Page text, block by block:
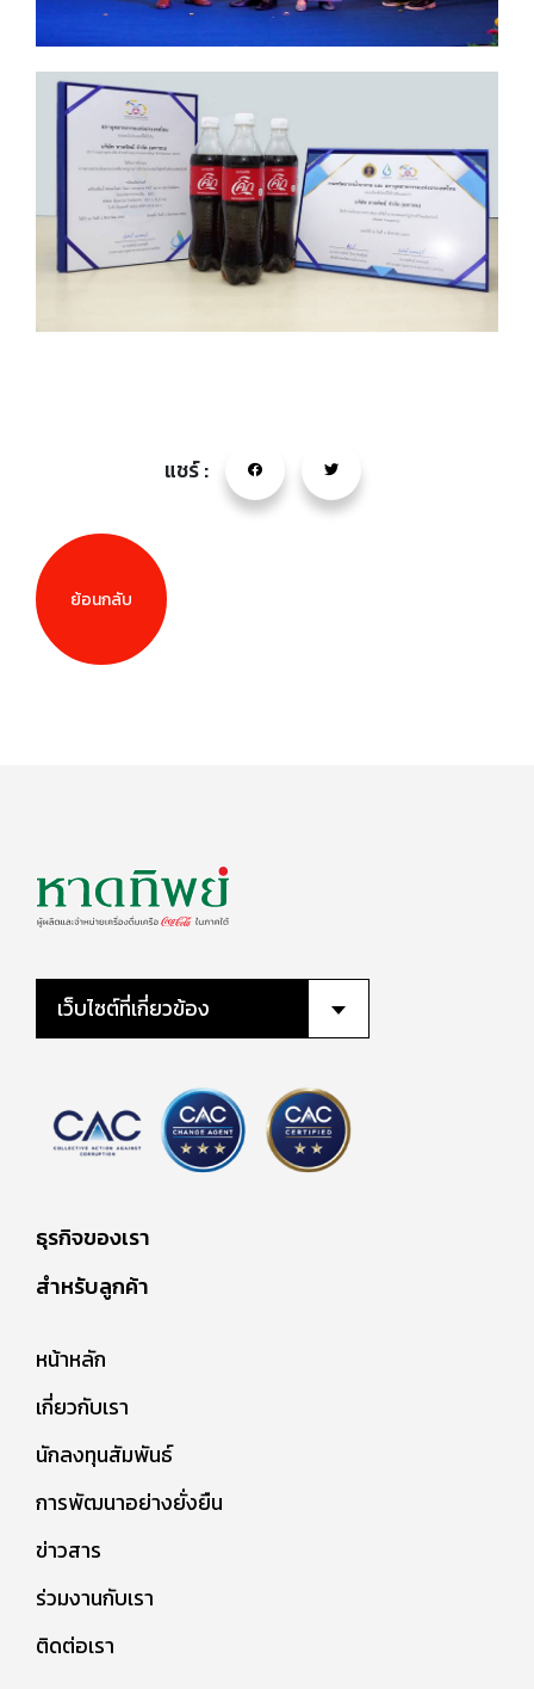
แชร์ :
ย้อนกลับ
เว็บไซต์ที่เกี่ยวข้อง
ธุรกิจของเรา
สำหรับลูกค้า
หน้าหลัก
เกี่ยวกับเรา
นักลงทุนสัมพันธ์
การพัฒนาอย่างยั่งยืน
ข่าวสาร
ร่วมงานกับเรา
ติดต่อเรา